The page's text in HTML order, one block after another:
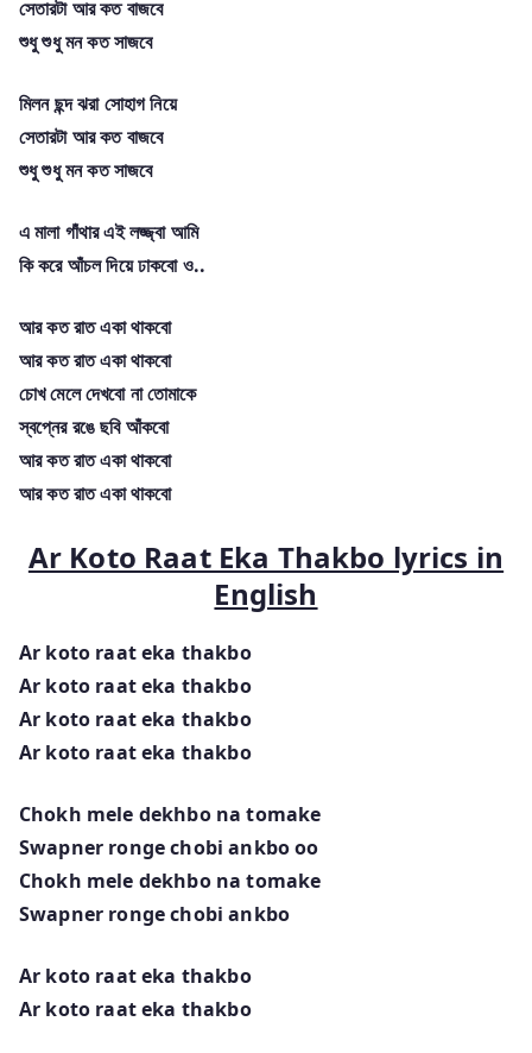
সেতারটা আর কত বাজবে
শুধু শুধু মন কত সাজবে
মিলন ছন্দ ঝরা সোহাগ নিয়ে
সেতারটা আর কত বাজবে
শুধু শুধু মন কত সাজবে
এ মালা গাঁথার এই লজ্জ্বা আমি
কি করে আঁচল দিয়ে ঢাকবো ও..
আর কত রাত একা থাকবো
আর কত রাত একা থাকবো
চোখ মেলে দেখবো না তোমাকে
স্বপ্নের রঙে ছবি আঁকবো
আর কত রাত একা থাকবো
আর কত রাত একা থাকবো
Ar Koto Raat Eka Thakbo lyrics in
English
Ar koto raat eka thakbo
Ar koto raat eka thakbo
Ar koto raat eka thakbo
Ar koto raat eka thakbo
Chokh mele dekhbo na tomake
Swapner ronge chobi ankbo oo
Chokh mele dekhbo na tomake
Swapner ronge chobi ankbo
Ar koto raat eka thakbo
Ar koto raat eka thakbo